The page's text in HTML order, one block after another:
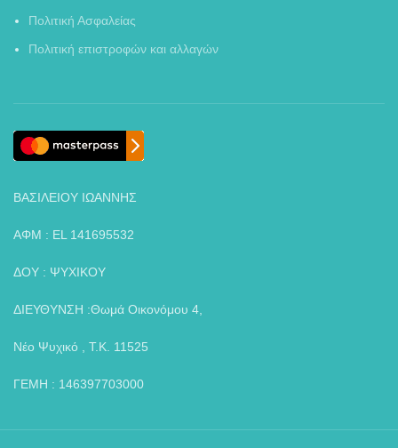
Πολιτική Ασφαλείας
Πολιτική επιστροφών και αλλαγών
ΒΑΣΙΛΕΙΟΥ ΙΩΑΝΝΗΣ
ΑΦΜ : EL 141695532
ΔΟΥ : ΨΥΧΙΚΟΥ
ΔΙΕΥΘΥΝΣΗ :Θωμά Οικονόμου 4,
Νέο Ψυχικό , Τ.Κ. 11525
ΓΕΜΗ : 146397703000